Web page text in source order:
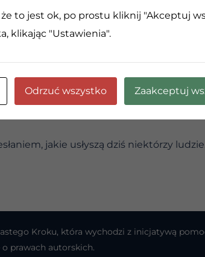
zmienić”.
zawsze – to nie druga osoba
w swoim życiu. Pomóż mi
mi być świadomym, kiedy moja
jakie usłyszą dziś niektórzy
Kroku, która wychodzi z inicjatywą
prawach autorskich.
to jest ok, po prostu kliknij "Akceptuj
klikając "Ustawienia".
Odrzuć wszystko Zaakceptuj